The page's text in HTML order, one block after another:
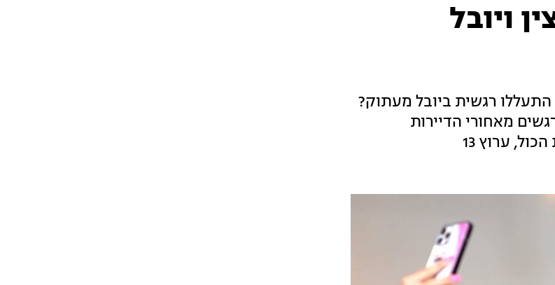
ויובל
התעללו רגשית ביובל מעתוק?
מאחורי הדיירות
ערוץ 13